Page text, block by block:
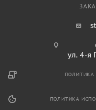
ул. 4-я
ПОЛИТИКА